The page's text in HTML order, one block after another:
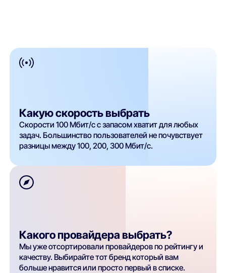
Какую скорость выбрать
Скорости 100 Мбит/с с запасом хватит для любых
задач. Большинство пользователей не почувствует
разницы между 100, 200, 300 Мбит/с.
Какого провайдера выбрать?
Мы уже отсортировали провайдеров по рейтингу и
качеству. Выбирайте тот бренд который вам
больше нравится или просто первый в списке.